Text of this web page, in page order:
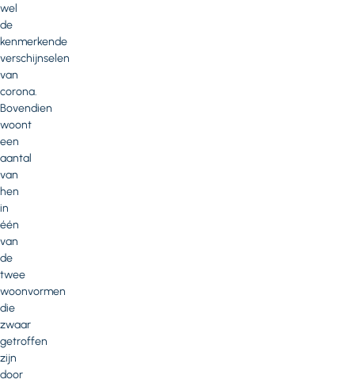
wel
de
kenmerkende
verschijnselen
van
corona.
Bovendien
woont
een
aantal
van
hen
in
één
van
de
twee
woonvormen
die
zwaar
getroffen
zijn
door